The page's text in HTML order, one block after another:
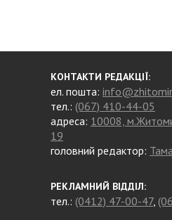
КОНТАКТИ РЕДАКЦІЇ:
ел. пошта:
тел.: (067) 410-44-05
адреса: 10008,
19
головний редактор:
РЕКЛАМНИЙ ВІДДІЛ:
тел.: (0412) 47-00-47,